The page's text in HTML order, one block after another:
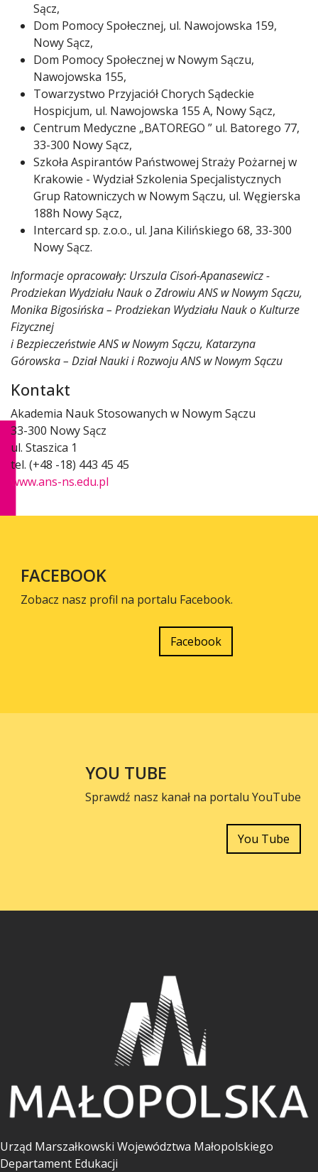
Sącz,
Dom Pomocy Społecznej, ul. Nawojowska 159,
Nowy Sącz,
Dom Pomocy Społecznej w Nowym Sączu,
Nawojowska 155,
Towarzystwo Przyjaciół Chorych Sądeckie
Hospicjum, ul. Nawojowska 155 A, Nowy Sącz,
Centrum Medyczne „BATOREGO ” ul. Batorego 77,
33-300 Nowy Sącz,
Szkoła Aspirantów Państwowej Straży Pożarnej w
Krakowie - Wydział Szkolenia Specjalistycznych
Grup Ratowniczych w Nowym Sączu, ul. Węgierska
188h Nowy Sącz,
Intercard sp. z.o.o., ul. Jana Kilińskiego 68, 33-300
Nowy Sącz.
Informacje opracowały: Urszula Cisoń-Apanasewicz -
Prodziekan Wydziału Nauk o Zdrowiu ANS w Nowym Sączu,
Monika Bigosińska – Prodziekan Wydziału Nauk o Kulturze
Fizycznej
i Bezpieczeństwie ANS w Nowym Sączu, Katarzyna
Górowska – Dział Nauki i Rozwoju ANS w Nowym Sączu
Kontakt
Akademia Nauk Stosowanych w Nowym Sączu
33-300 Nowy Sącz
ul. Staszica 1
tel. (+48 -18) 443 45 45
www.ans-ns.edu.pl
FACEBOOK
Zobacz nasz profil na portalu Facebook.
Facebook
YOU TUBE
Sprawdź nasz kanał na portalu YouTube
You Tube
Urząd Marszałkowski Województwa Małopolskiego
Departament Edukacji